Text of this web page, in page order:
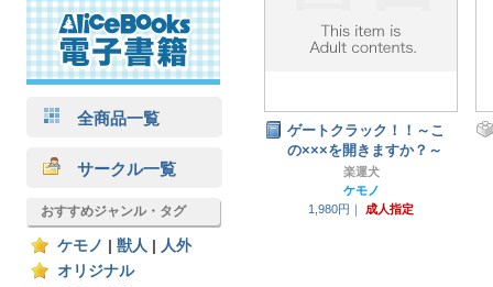
全商品一覧
サークル一覧
おすすめジャンル・タグ
ケモノ 獣人
人外
オリジナル
ゲートクラック！！～こ
の×××を開きますか？～
楽運犬
ケモノ
1,980円｜
成人指定